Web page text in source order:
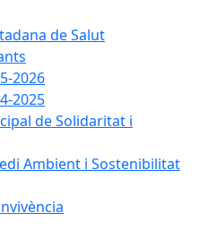
de Salut
2026
2025
de Solidaritat i
Ambient i Sostenibilitat